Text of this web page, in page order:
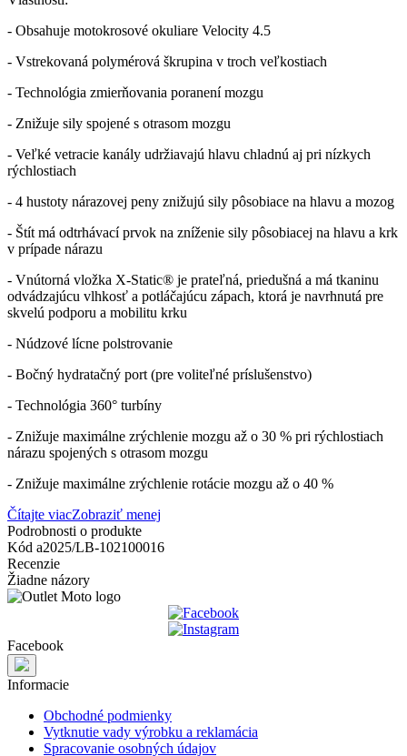
- Obsahuje motokrosové okuliare Velocity 4.5
- Vstrekovaná polymérová škrupina v troch veľkostiach
- Technológia zmierňovania poranení mozgu
- Znižuje sily spojené s otrasom mozgu
- Veľké vetracie kanály udržiavajú hlavu chladnú aj pri nízkych
rýchlostiach
- 4 hustoty nárazovej peny znižujú sily pôsobiace na hlavu a mozog
- Štít má odtrhávací prvok na zníženie sily pôsobiacej na hlavu a krk
v prípade nárazu
- Vnútorná vložka X-Static® je prateľná, priedušná a má tkaninu
odvádzajúcu vlhkosť a potláčajúcu zápach, ktorá je navrhnutá pre
skvelú podporu a mobilitu krku
- Núdzové lícne polstrovanie
- Bočný hydratačný port (pre voliteľné príslušenstvo)
- Technológia 360° turbíny
- Znižuje maximálne zrýchlenie mozgu až o 30 % pri rýchlostiach
nárazu spojených s otrasom mozgu
- Znižuje maximálne zrýchlenie rotácie mozgu až o 40 %
Čítajte viacZobraziť menej
Podrobnosti o produkte
Kód a2025/LB-102100016
Recenzie
Žiadne názory
Facebook
Informacie
Obchodné podmienky
Vytknutie vady výrobku a reklamácia
Spracovanie osobných údajov